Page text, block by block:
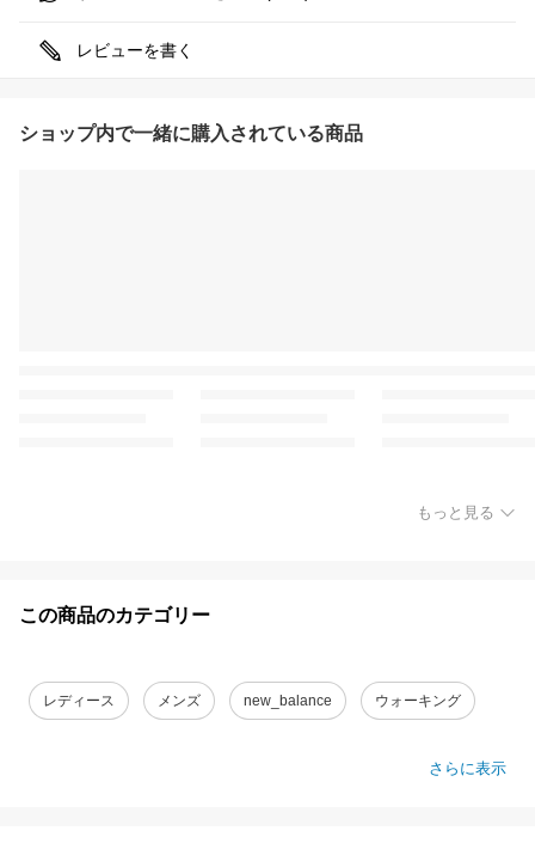
レビューを書く
ショップ内で一緒に購入されている商品
もっと見る
この商品のカテゴリー
レディース メンズ new_balance ウォーキング
さらに表示